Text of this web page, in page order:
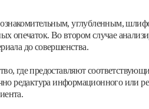
ознакомительным, углубленным,
опечаток. Во втором случае
до совершенства.
где предоставляют
редактура информационного или